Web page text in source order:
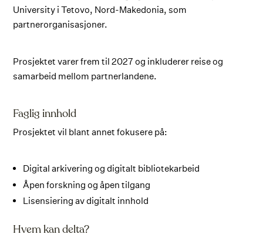
University i Tetovo, Nord-Makedonia, som
partnerorganisasjoner.
Prosjektet varer frem til 2027 og inkluderer reise og
samarbeid mellom partnerlandene.
Faglig innhold
Prosjektet vil blant annet fokusere på:
Digital arkivering og digitalt bibliotekarbeid
Åpen forskning og åpen tilgang
Lisensiering av digitalt innhold
Hvem kan delta?